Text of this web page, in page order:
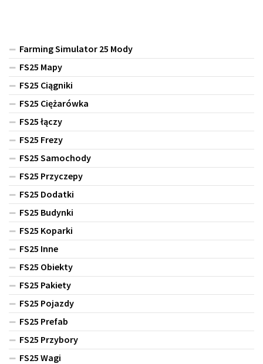
Farming Simulator 25 Mody
FS25 Mapy
FS25 Ciągniki
FS25 Ciężarówka
FS25 łączy
FS25 Frezy
FS25 Samochody
FS25 Przyczepy
FS25 Dodatki
FS25 Budynki
FS25 Koparki
FS25 Inne
FS25 Obiekty
FS25 Pakiety
FS25 Pojazdy
FS25 Prefab
FS25 Przybory
FS25 Wagi